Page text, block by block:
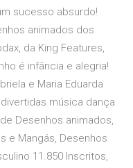
sucesso absurdo!
animados dos
da King Features,
é infância e alegria!
e Maria Eduarda
música dança
Desenhos animados,
e Mangás, Desenhos
11.850 Inscritos,